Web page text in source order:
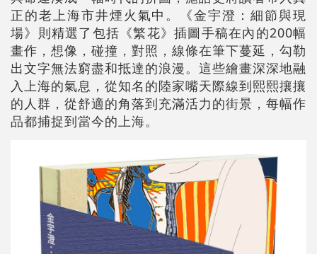
正的老上海市井煙火氣中。《金宇澄：細節與現
場》則精選了包括《繁花》插圖手稿在內的200幅
畫作，想像，碰撞，對照，線條在筆下蔓延，勾勒
出文字無法窮盡和抵達的浪漫。這些繪畫深深地融
入上海的氣息，從知名的陸家嘴天際線到熙熙攘攘
的人群，從舒適的角落到充滿活力的街景，每幅作
品都捕捉到當今的上海。